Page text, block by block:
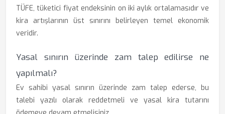
TÜFE, tüketici fiyat endeksinin on iki aylık ortalamasıdır ve
kira artışlarının üst sınırını belirleyen temel ekonomik
veridir.
Yasal sınırın üzerinde zam talep edilirse ne
yapılmalı?
Ev sahibi yasal sınırın üzerinde zam talep ederse, bu
talebi yazılı olarak reddetmeli ve yasal kira tutarını